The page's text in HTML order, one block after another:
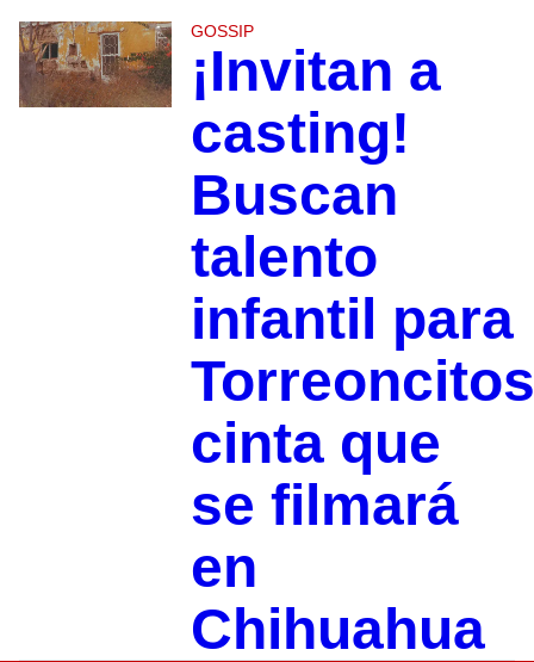
GOSSIP
¡Invitan a
casting!
Buscan
talento
infantil para
cinta que
se filmará
en
Chihuahua